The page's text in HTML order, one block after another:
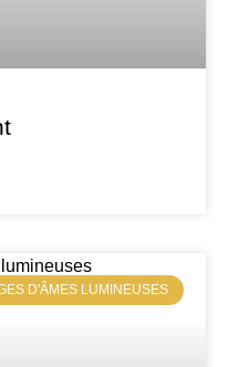
D'ÂMES LUMINEUSES